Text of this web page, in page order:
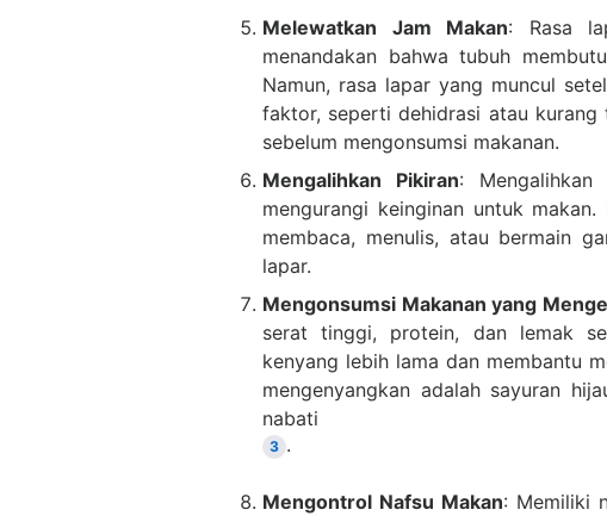
Melewatkan Jam Makan: Rasa
menandakan bahwa tubuh
Namun, rasa lapar yang muncul
faktor, seperti dehidrasi atau
sebelum mengonsumsi makanan.
Mengalihkan Pikiran:
mengurangi keinginan untuk
membaca, menulis, atau bermain
lapar.
Mengonsumsi Makanan yang
serat tinggi, protein, dan lemak
kenyang lebih lama dan membantu
mengenyangkan adalah sayuran
nabati
3 .
Mengontrol Nafsu Makan: Memiliki